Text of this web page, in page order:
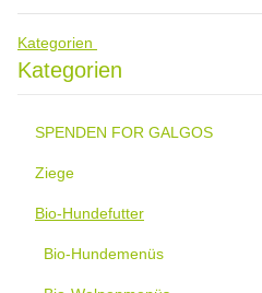
Kategorien
Kategorien
SPENDEN FOR GALGOS
Ziege
Bio-Hundefutter
Bio-Hundemenüs